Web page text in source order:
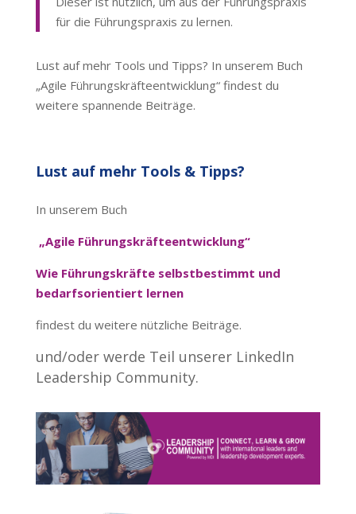
für die Führungspraxis zu lernen.
Lust auf mehr Tools und Tipps? In unserem Buch
„Agile Führungskräfteentwicklung“ findest du
weitere spannende Beiträge.
Lust auf mehr Tools & Tipps?
In unserem Buch
„Agile Führungskräfteentwicklung“
Wie Führungskräfte selbstbestimmt und
bedarfsorientiert lernen
findest du weitere nützliche Beiträge.
und/oder werde Teil unserer LinkedIn
Leadership Community.